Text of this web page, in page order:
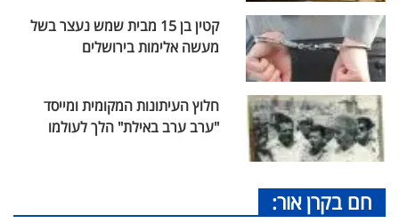
קטין בן 15 מבית שמש נעצר בשל
מעשה אלימות בירושלים
חלוץ העיתונות המקומית ומייסד
"ערב ערב באילת" הלך לעולמו
חם בקרן אור: